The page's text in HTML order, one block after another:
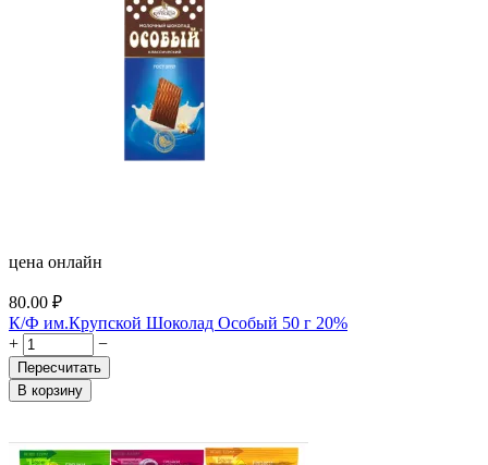
цена онлайн
80.00 ₽
К/Ф им.Крупской Шоколад Особый 50 г 20%
+
−
Пересчитать
В корзину